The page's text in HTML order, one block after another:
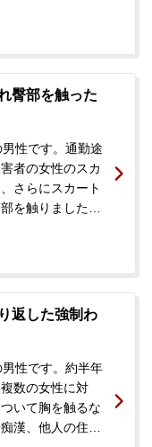
ス内の防犯カメ
控え、取調べに
談をすることで
当事務所へご相
臀部を触った
性です。通勤途
者の女性のスカ
さらにスカート
を触りました。
察署に任意同行
者は過去にも痴
後の逮捕や会社
ました。被害者
したい気持ちか
れました。
返した強制わ
性です。約半年
数の女性に対
いて胸を触るな
漢、他人の住居